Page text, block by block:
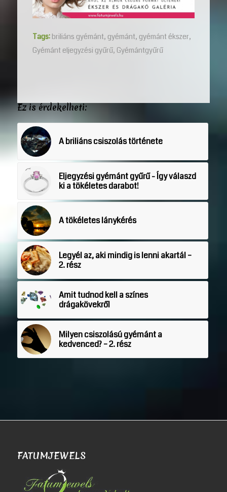
Tags: briliáns gyémánt, gyémánt, gyémánt ékszer,
Gyémánt eljegyzési gyűrű, Gyémántgyűrű
Ez is érdekelheti:
A briliáns csiszolás története
Eljegyzési gyémánt gyűrű - Így válaszd
ki a tökéletes darabot!
A tökéletes lánykérés
Legyél az, aki mindig is lenni akartál –
2. rész
Amit tudnod kell a színes
drágakövekről
Milyen csiszolású gyémánt a
kedvenced? – 2. rész
FATUMJEWELS